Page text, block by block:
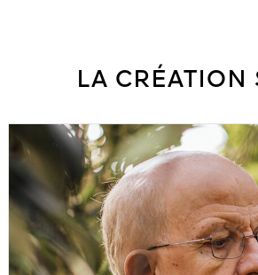
LA CRÉATION